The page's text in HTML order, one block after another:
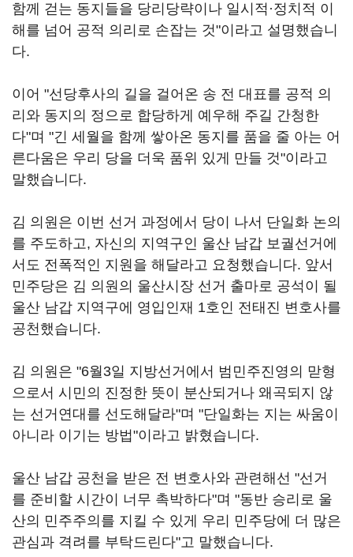
함께 걷는 동지들을 당리당략이나 일시적·정치적 이
해를 넘어 공적 의리로 손잡는 것"이라고 설명했습니
다.
이어 "선당후사의 길을 걸어온 송 전 대표를 공적 의
리와 동지의 정으로 합당하게 예우해 주길 간청한
다"며 "긴 세월을 함께 쌓아온 동지를 품을 줄 아는 어
른다움은 우리 당을 더욱 품위 있게 만들 것"이라고
말했습니다.
김 의원은 이번 선거 과정에서 당이 나서 단일화 논의
를 주도하고, 자신의 지역구인 울산 남갑 보궐선거에
서도 전폭적인 지원을 해달라고 요청했습니다. 앞서
민주당은 김 의원의 울산시장 선거 출마로 공석이 될
울산 남갑 지역구에 영입인재 1호인 전태진 변호사를
공천했습니다.
김 의원은 "6월3일 지방선거에서 범민주진영의 맏형
으로서 시민의 진정한 뜻이 분산되거나 왜곡되지 않
는 선거연대를 선도해달라"며 "단일화는 지는 싸움이
아니라 이기는 방법"이라고 밝혔습니다.
울산 남갑 공천을 받은 전 변호사와 관련해선 "선거
를 준비할 시간이 너무 촉박하다"며 "동반 승리로 울
산의 민주주의를 지킬 수 있게 우리 민주당에 더 많은
관심과 격려를 부탁드린다"고 말했습니다.